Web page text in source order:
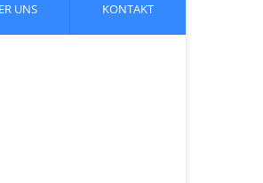
UNS KONTAKT